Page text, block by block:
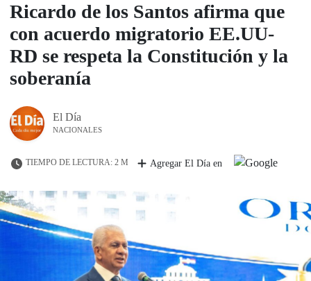
Ricardo de los Santos afirma que
con acuerdo migratorio EE.UU-
RD se respeta la Constitución y la
soberanía
El Día
NACIONALES
TIEMPO DE LECTURA: 2 M Agregar El Día en